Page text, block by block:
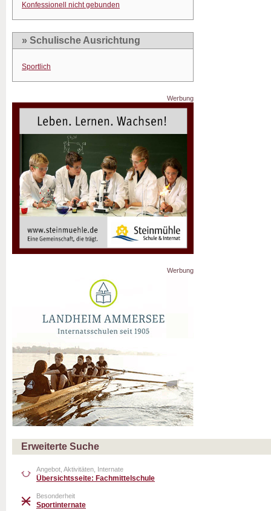
Konfessionell nicht gebunden
» Schulische Ausrichtung
Sportlich
Werbung
Werbung
Erweiterte Suche
Angebot, Aktivitäten, Internate
Übersichtsseite: Fachmittelschule
Besonderheit
Sportinternate